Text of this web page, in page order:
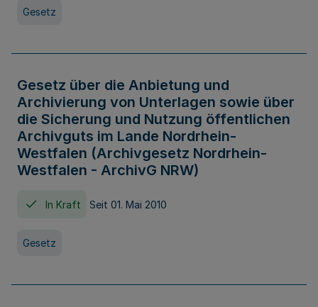
Gesetz
Gesetz über die Anbietung und
Archivierung von Unterlagen sowie über
die Sicherung und Nutzung öffentlichen
Archivguts im Lande Nordrhein-
Westfalen (Archivgesetz Nordrhein-
Westfalen - ArchivG NRW)
In Kraft Seit 01. Mai 2010
Gesetz